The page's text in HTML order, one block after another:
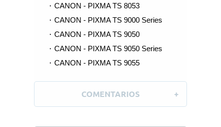
CANON - PIXMA TS 8053
CANON - PIXMA TS 9000 Series
CANON - PIXMA TS 9050
CANON - PIXMA TS 9050 Series
CANON - PIXMA TS 9055
COMENTARIOS